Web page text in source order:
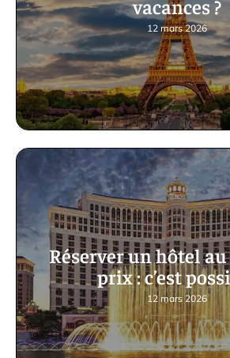
vacances ?
12 mars 2026
Réserver un hôtel
prix : c’est
12 mars 2026